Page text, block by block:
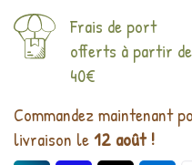
Frais de port
offerts à partir de
40€
Commandez maintenant
livraison le12 août !